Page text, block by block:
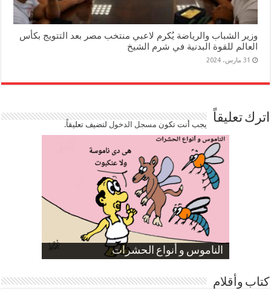
وزير الشباب والرياضة يُكرم لاعبي منتخب مصر بعد التتويج بكأس
العالم للقوة البدنية في شرم الشيخ
31 مارس، 2024
اترك تعليقاً يجب أنت تكون مسجل الدخوللتضيف تعليقاً.
الناموس و أنواع الحشرات
الموظفين بعد ارتفاع الأسعار
ارتفاع نسبة الطلاق في مصر
صورة كاركاتيرية
صورة كاركاتيرية
كتاب وأقلام